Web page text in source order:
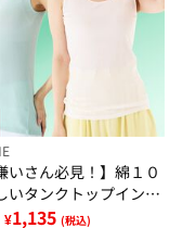
いさん必見！】綿１０
いタンクトップインナ
りラボ＞
¥1,135 (税込)